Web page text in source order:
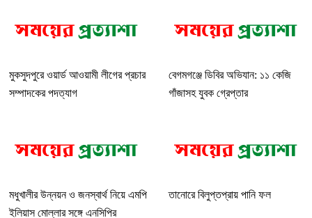
মুকসুদপুরে ওয়ার্ড আওয়ামী লীগের প্রচার
সম্পাদকের পদত্যাগ
বেগমগঞ্জে ডিবির অভিযান: ১১ কেজি
গাঁজাসহ যুবক গ্রেপ্তার
মধুখালীর উন্নয়ন ও জনস্বার্থ নিয়ে এমপি
ইলিয়াস মোল্লার সঙ্গে এনসিপির
তানোরে বিলুপ্তপ্রায় পানি ফল